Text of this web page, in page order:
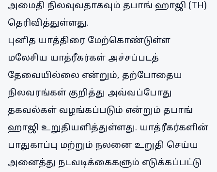
அமைதி நிலவுவதாகவும் தபாங் ஹாஜி (TH)
தெரிவித்துள்ளது.
புனித யாத்திரை மேற்கொண்டுள்ள
மலேசிய யாத்ரீகர்கள் அச்சப்படத்
தேவையில்லை என்றும், தற்போதைய
நிலவரங்கள் குறித்து அவ்வப்போது
தகவல்கள் வழங்கப்படும் என்றும் தபாங்
ஹாஜி உறுதியளித்துள்ளது. யாத்ரீகர்களின்
பாதுகாப்பு மற்றும் நலனை உறுதி செய்ய
அனைத்து நடவடிக்கைகளும் எடுக்கப்பட்டு